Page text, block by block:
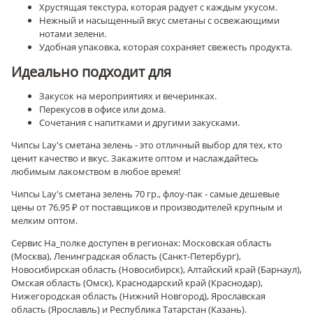
Хрустящая текстура, которая радует с каждым укусом.
Нежный и насыщенный вкус сметаны с освежающими
нотами зелени.
Удобная упаковка, которая сохраняет свежесть продукта.
Идеально подходит для
Закусок на мероприятиях и вечеринках.
Перекусов в офисе или дома.
Сочетания с напитками и другими закусками.
Чипсы Lay's сметана зелень - это отличный выбор для тех, кто
ценит качество и вкус. Закажите оптом и наслаждайтесь
любимым лакомством в любое время!
Чипсы Lay's сметана зелень 70 гр., флоу-пак - самые дешевые
цены от 76.95 ₽ от поставщиков и производителей крупным и
мелким оптом.
Сервис На_полке доступен в регионах: Московская область
(Москва), Ленинградская область (Санкт-Петербург),
Новосибирская область (Новосибирск), Алтайский край (Барнаул),
Омская область (Омск), Краснодарский край (Краснодар),
Нижегородская область (Нижний Новгород), Ярославская
область (Ярославль) и Республика Татарстан (Казань).